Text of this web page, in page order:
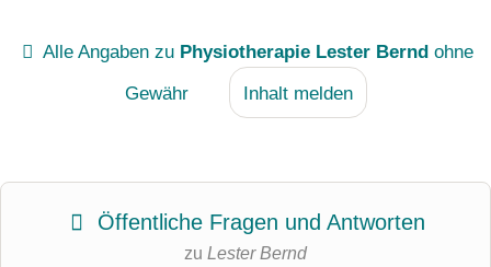
Alle Angaben zu Physiotherapie Lester Bernd ohne
Gewähr
Inhalt melden
Öffentliche Fragen und Antworten
zu Lester Bernd